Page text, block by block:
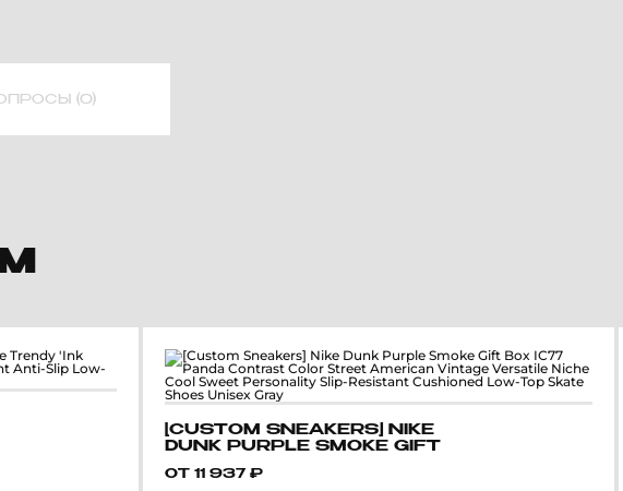
(0)
[CUSTOM SNEAKERS] NIKE
DUNK PURPLE SMOKE GIFT
CONTRAST COLOR
ОТ 11 937 ₽